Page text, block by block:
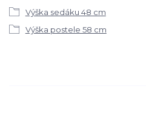
Výška sedáku 48 cm
Výška postele 58 cm